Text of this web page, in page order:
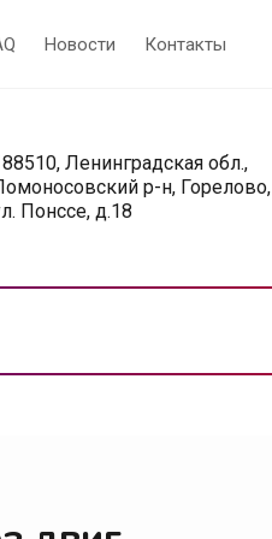
Новости Контакты
Ленинградская обл.,
р-н, Горелово,
Понссе, д.18